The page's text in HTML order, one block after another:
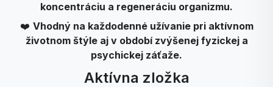
koncentráciu a regeneráciu organizmu.
❤️ Vhodný na každodenné užívanie pri aktívnom
životnom štýle aj v období zvýšenej fyzickej a
psychickej záťaže.
Aktívna zložka